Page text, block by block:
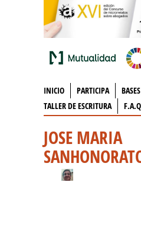
INICIO PARTICIPA BASES
TALLER DE ESCRITURA
JOSE MARIA